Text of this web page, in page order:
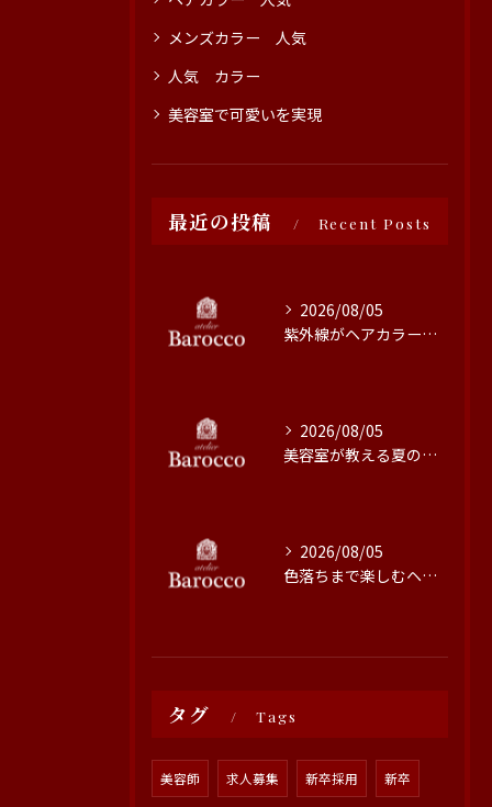
メンズカラー 人気
人気 カラー
美容室で可愛いを実現
最近の投稿 Recent Posts
2026/08/05
紫外線がヘアカラーに与える影響と対策
2026/08/05
美容室が教える夏の最旬ヘアカラー技術
2026/08/05
色落ちまで楽しむヘアカラーの秘訣
タグ Tags
美容師 求人募集 新卒採用 新卒